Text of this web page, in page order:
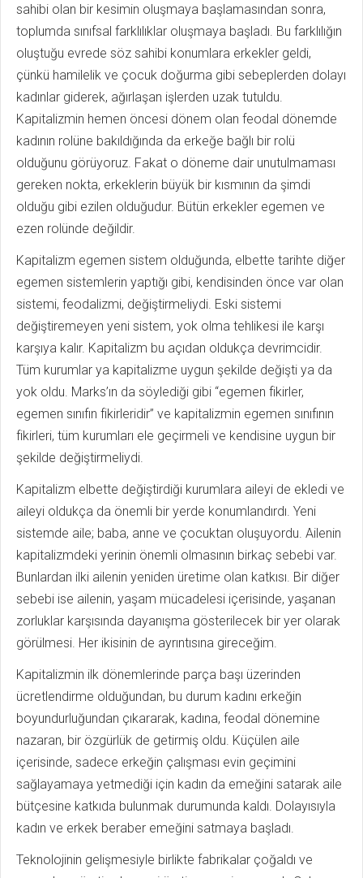
sahibi olan bir kesimin oluşmaya başlamasından sonra,
toplumda sınıfsal farklılıklar oluşmaya başladı. Bu farklılığın
oluştuğu evrede söz sahibi konumlara erkekler geldi,
çünkü hamilelik ve çocuk doğurma gibi sebeplerden dolayı
kadınlar giderek, ağırlaşan işlerden uzak tutuldu.
Kapitalizmin hemen öncesi dönem olan feodal dönemde
kadının rolüne bakıldığında da erkeğe bağlı bir rolü
olduğunu görüyoruz. Fakat o döneme dair unutulmaması
gereken nokta, erkeklerin büyük bir kısmının da şimdi
olduğu gibi ezilen olduğudur. Bütün erkekler egemen ve
ezen rolünde değildir.
Kapitalizm egemen sistem olduğunda, elbette tarihte diğer
egemen sistemlerin yaptığı gibi, kendisinden önce var olan
sistemi, feodalizmi, değiştirmeliydi. Eski sistemi
değiştiremeyen yeni sistem, yok olma tehlikesi ile karşı
karşıya kalır. Kapitalizm bu açıdan oldukça devrimcidir.
Tüm kurumlar ya kapitalizme uygun şekilde değişti ya da
yok oldu. Marks’ın da söylediği gibi “egemen fikirler,
egemen sınıfın fikirleridir” ve kapitalizmin egemen sınıfının
fikirleri, tüm kurumları ele geçirmeli ve kendisine uygun bir
şekilde değiştirmeliydi.
Kapitalizm elbette değiştirdiği kurumlara aileyi de ekledi ve
aileyi oldukça da önemli bir yerde konumlandırdı. Yeni
sistemde aile; baba, anne ve çocuktan oluşuyordu. Ailenin
kapitalizmdeki yerinin önemli olmasının birkaç sebebi var.
Bunlardan ilki ailenin yeniden üretime olan katkısı. Bir diğer
sebebi ise ailenin, yaşam mücadelesi içerisinde, yaşanan
zorluklar karşısında dayanışma gösterilecek bir yer olarak
görülmesi. Her ikisinin de ayrıntısına gireceğim.
Kapitalizmin ilk dönemlerinde parça başı üzerinden
ücretlendirme olduğundan, bu durum kadını erkeğin
boyundurluğundan çıkararak, kadına, feodal dönemine
nazaran, bir özgürlük de getirmiş oldu. Küçülen aile
içerisinde, sadece erkeğin çalışması evin geçimini
sağlayamaya yetmediği için kadın da emeğini satarak aile
bütçesine katkıda bulunmak durumunda kaldı. Dolayısıyla
kadın ve erkek beraber emeğini satmaya başladı.
Teknolojinin gelişmesiyle birlikte fabrikalar çoğaldı ve